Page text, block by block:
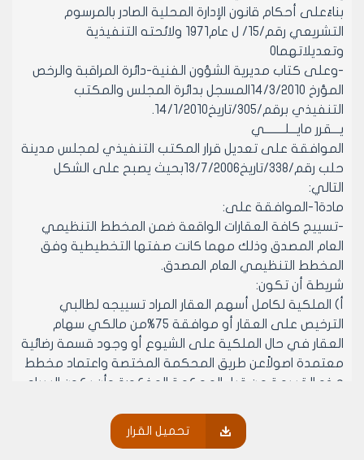
بناءًعلى أحكام قانون الإدارة المحلية الصادر بالمرسوم
التشريعي رقم/15/ ل عام1971 ولائحته التنفيذية
وتعديلاتهما0
-وعلى كتاب مديرية الشؤون الفنية-دائرة المراقبة والرخص
المؤرخ 14/3/2010المسجل بدائرة المجلس والمكتب
التنفيذي برقم/305/تاريخ14/1/2010.
يـــقرر مايـــلــــــــي
الموافقة على تعديل قرار المكتب التنفيذي لمجلس مدينة
حلب رقم/338/تاريخ13/7/2006بحيث يصبح على الشكل
التالي:
مادة1-الموافقة على:
-تسييج كافة العقارات الواقعة ضمن المخطط التنظيمي
العام المصدق وذلك مهما كانت صفتها التخطيطية وفق
المخطط التنظيمي العام المصدق.
شريطة أن تكون:
‌أ) الملكية لكامل أسهم العقار المراد تسييجه لطالبي
الترخيص على العقار أو موافقة 75%من مالكي سهام
العقار في حال الملكية على الشيوع أو وجود قسمة رضائية
معتمدة اصولاًعن طريق المحكمة المختصة واعتماد مخطط
هذه القسمة من قبل المحكمة المذكورة وأن يكون السياج
منها وذلك للمحاض الواقعة ضمن المناطق التي ليس لها
دراسة تفصيلية مصدقة وكذلك اقتطاع المساحات التي
تحميل القرار